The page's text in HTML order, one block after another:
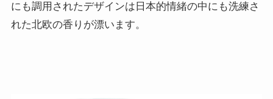
にも調用されたデザインは日本的情緒の中にも洗練さ
れた北欧の香りが漂います。